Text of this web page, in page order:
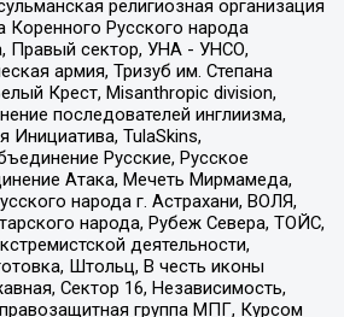
религиозная организация
Коренного Русского народа
Правый сектор, УНА - УНСО,
армия, Тризуб им. Степана
Крест, Misanthropic division,
последователей инглиизма,
Инициатива, TulaSkins,
Русские, Русское
Атака, Мечеть Мирмамеда,
народа г. Астрахани, ВОЛЯ,
народа, Рубеж Севера, ТОЙС,
деятельности,
Штольц, В честь иконы
Сектор 16, Независимость,
группа МПГ, Курсом